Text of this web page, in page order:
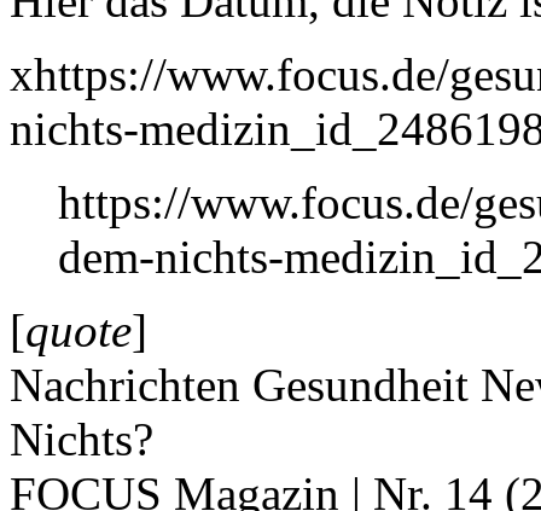
xhttps://www.focus.de/
nichts-
https://www.focus.de/
dem-nichts-
[quote]
Nachrichten Gesundheit
Nichts?
FOCUS Magazin | Nr. 14